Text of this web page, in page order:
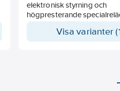
elektronisk styrning och
högpresterande
startströmmar upp till 500A/
Visa varianter